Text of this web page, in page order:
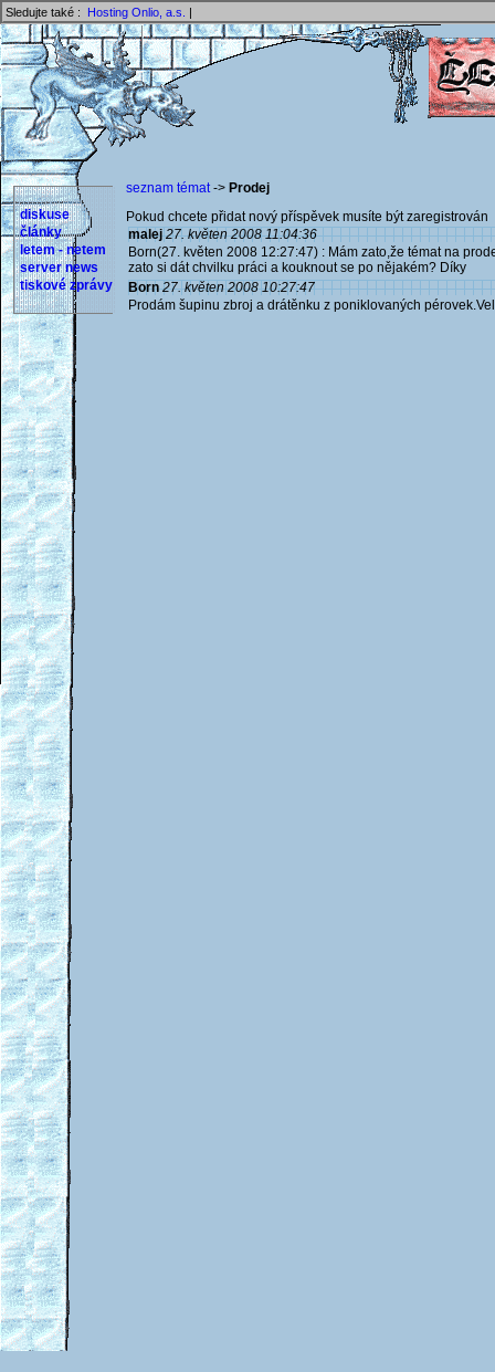
Sledujte také : Hosting Onlio, a.s. |
diskuse
články
letem - netem
server news
tiskové zprávy
seznam témat-> Prodej
Pokud chcete přidat nový příspěvek musíte být
malej 27. květen 2008 11:04:36
Born(27. květen 2008 12:27:47) : Mám zato,že témat na
zato si dát chvilku práci a kouknout se po nějakém? Díky
Born 27. květen 2008 10:27:47
Prodám šupinu zbroj a drátěnku z poniklovaných